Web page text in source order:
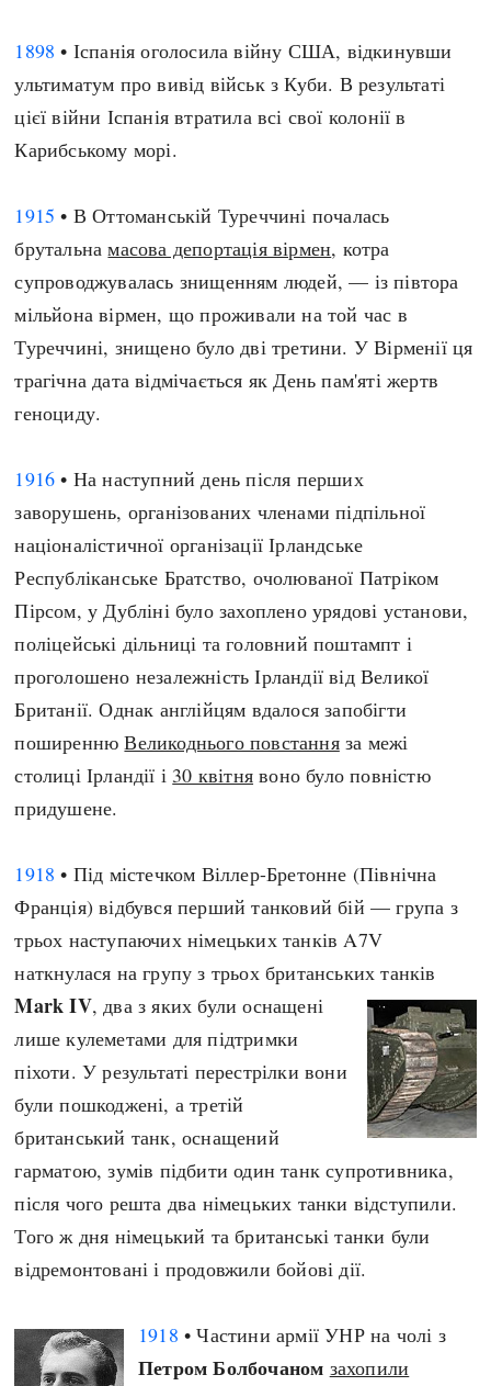
1898 • Іспанія оголосила війну США, відкинувши
ультиматум про вивід військ з Куби. В результаті
цієї війни Іспанія втратила всі свої колонії в
Карибському морі.
1915 • В Оттоманській Туреччині почалась
брутальнамасова депортація вірмен, котра
супроводжувалась знищенням людей, — із півтора
мільйона вірмен, що проживали на той час в
Туреччині, знищено було дві третини. У Вірменії ця
трагічна дата відмічається як День пам'яті жертв
геноциду.
1916 • На наступний день після перших
заворушень, організованих членами підпільної
націоналістичної організації Ірландське
Республіканське Братство, очолюваної Патріком
Пірсом, у Дубліні було захоплено урядові установи,
поліцейські дільниці та головний поштампт і
проголошено незалежність Ірландії від Великої
Британії. Однак англійцям вдалося запобігти
поширеннюВеликоднього повстанняза межі
столиці Ірландії і 30 квітня воно було повністю
придушене.
1918 • Під містечком Віллер-Бретонне (Північна
Франція) відбувся перший танковий бій — група з
трьох наступаючих німецьких танків A7V
наткнулася на групу з трьох британських танків
Mark IV, два з яких були оснащені
лише кулеметами для підтримки
піхоти. У результаті перестрілки вони
були пошкоджені, а третій
британський танк, оснащений
гарматою, зумів підбити один танк супротивника,
після чого решта два німецьких танки відступили.
Того ж дня німецький та британські танки були
відремонтовані і продовжили бойові дії.
1918 • Частини армії УНР на чолі з
Петром Болбочаном захопили